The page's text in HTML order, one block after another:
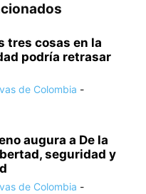
tres cosas en la
podría retrasar
de Colombia -
augura a De la
seguridad y
de Colombia -